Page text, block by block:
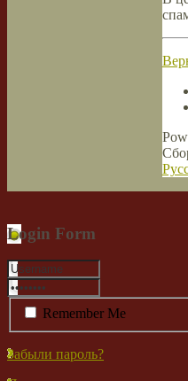
Login Form
Remember Me
Забыли пароль?